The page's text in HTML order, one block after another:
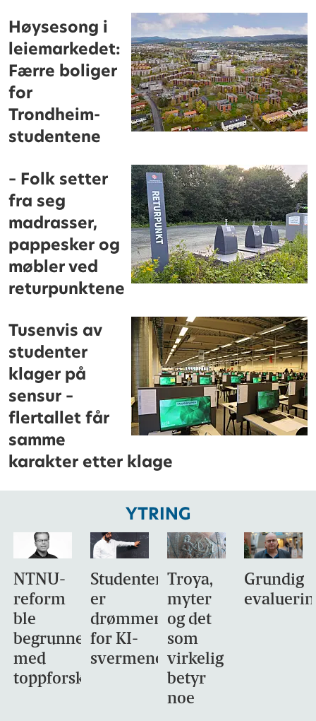
Høysesong i
leiemarkedet:
Færre boliger
for
Trondheim-
studentene
– Folk setter
fra seg
madrasser,
pappesker og
møbler ved
returpunktene
Tusenvis av
studenter
klager på
sensur –
flertallet får
samme
karakter etter klage
YTRING
NTNU-
reform
ble
begrunnet
med
toppforskning
Studentene
er
drømmemålet
for KI-
svermene
Troya,
myter
og det
som
virkelig
betyr
noe
Grundig